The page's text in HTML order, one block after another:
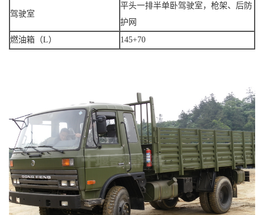
驾驶室
平头一排半单卧驾驶室，枪架、后防
护网
燃油箱（L）
145+70